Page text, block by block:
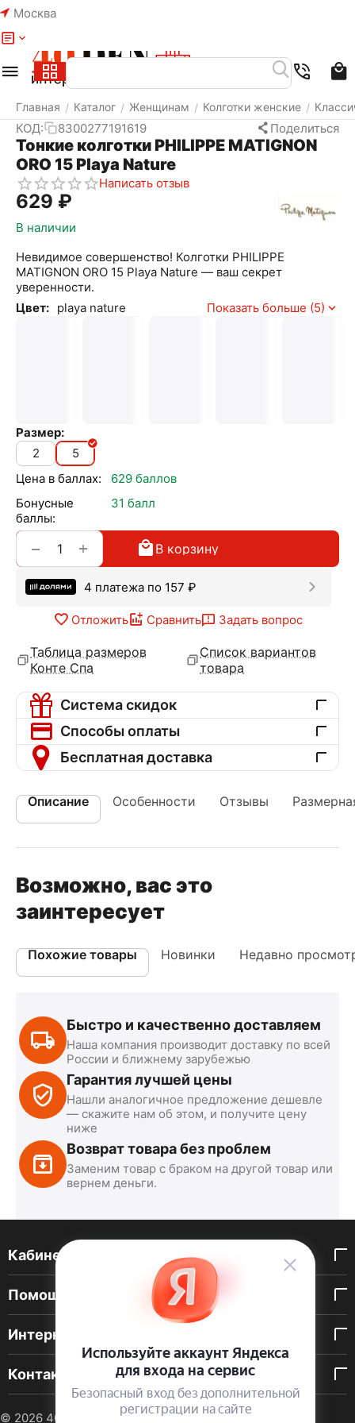
Москва
Главная / Каталог / Женщинам / Колготки женские /
КОД: 8300277191619 Поделиться
Тонкие колготки PHILIPPE MATIGNON
ORO 15 Playa Nature
Написать отзыв
‍629‍ ₽
В наличии
Невидимое совершенство! Колготки PHILIPPE
MATIGNON ORO 15 Playa Nature — ваш секрет
уверенности.
Цвет: playa nature Показать больше (5)
Размер:
2
5
Цена в баллах:
629 баллов
Бонусные
баллы:
31 балл
+
− В корзину
4 платежа по 157 ₽
Отложить Сравнить Задать вопрос
Таблица размеров
Конте Спа
Список вариантов
товара
Система скидок
Способы оплаты
Бесплатная доставка
Описание Особенности Отзывы
Возможно, вас это
заинтересует
Похожие товары Новинки Недавно
Быстро и качественно доставляем
Наша компания производит доставку по всей
России и ближнему зарубежью
Гарантия лучшей цены
Нашли аналогичное предложение дешевле
— скажите нам об этом, и получите цену
ниже
Возврат товара без проблем
Заменим товар с браком на другой товар или
вернем деньги.
Кабинет покупателя
Помощь покупателю
Интернет-магазин
Контакты
© 2026 40 DEN. Интернет-магазин
Меню